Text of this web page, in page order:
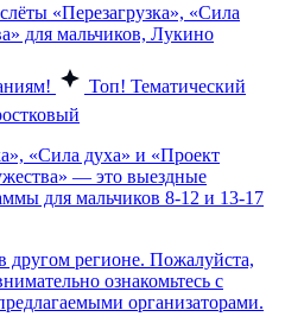
«Перезагрузка», «Сила
для мальчиков, Лукино
Топ! Тематический
«Сила духа» и «Проект
— это выездные
для мальчиков 8-12 и 13-17
другом регионе. Пожалуйста,
ознакомьтесь с
организаторами.